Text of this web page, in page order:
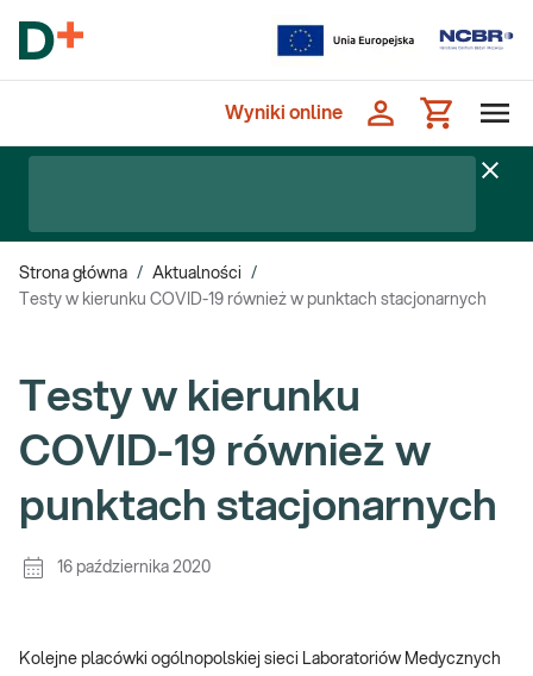
Wyniki online
Strona główna / Aktualności
/
Testy w kierunku COVID-19 również w punktach stacjonarnych
Testy w kierunku
COVID-19 również w
punktach stacjonarnych
16 października 2020
Kolejne placówki ogólnopolskiej sieci Laboratoriów Medycznych